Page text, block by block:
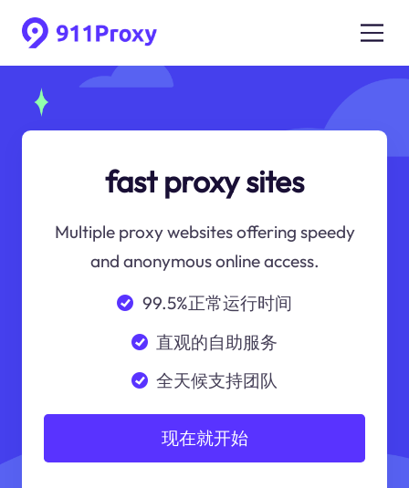
fast proxy sites
Multiple proxy websites offering speedy
and anonymous online access.
99.5%正常运行时间
直观的自助服务
全天候支持团队
现在就开始